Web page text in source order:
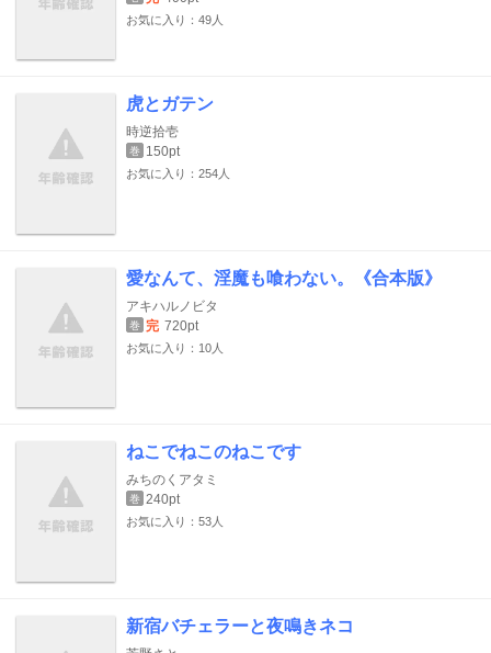
お気に入り：49人
虎とガテン
時逆拾壱
巻 150pt
お気に入り：254人
愛なんて、淫魔も喰わない。《合本版》
アキハルノビタ
巻 完 720pt
お気に入り：10人
ねこでねこのねこです
みちのくアタミ
巻 240pt
お気に入り：53人
新宿バチェラーと夜鳴きネコ